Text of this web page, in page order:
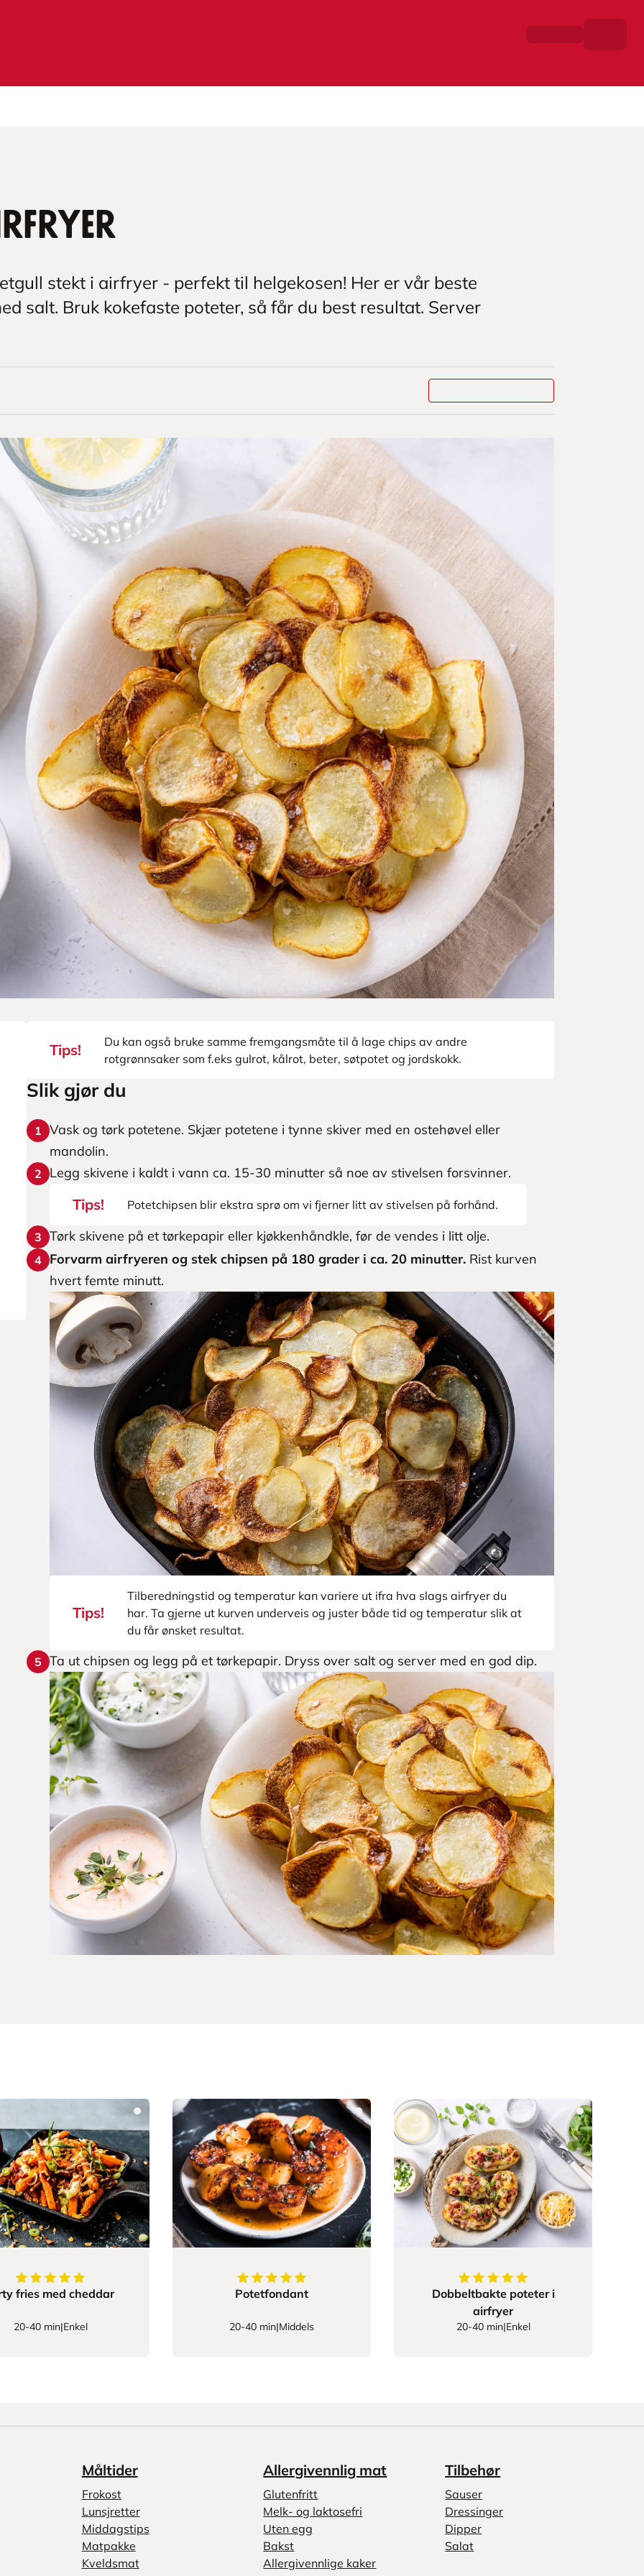
stekt i airfryer - perfekt til helgekosen! Her er vår beste
salt. Bruk kokefaste poteter, så får du best resultat. Server
Tips!
Du kan også bruke samme fremgangsmåte til å lage chips av andre
rotgrønnsaker som f.eks gulrot, kålrot, beter, søtpotet og jordskokk.
Slik gjør du
1 Vask og tørk potetene. Skjær potetene i tynne skiver med en ostehøvel eller
mandolin.
2 Legg skivene i kaldt i vann ca. 15-30 minutter så noe av stivelsen forsvinner.
Tips! Potetchipsen blir ekstra sprø om vi fjerner litt av stivelsen på forhånd.
3 Tørk skivene på et tørkepapir eller kjøkkenhåndkle, før de vendes i litt olje.
4 Forvarm airfryeren og stek chipsen på 180 grader i ca. 20 minutter. Rist kurven
hvert femte minutt.
Tips!
Tilberedningstid og temperatur kan variere ut ifra hva slags airfryer du
har. Ta gjerne ut kurven underveis og juster både tid og temperatur slik at
du får ønsket resultat.
5 Ta ut chipsen og legg på et tørkepapir. Dryss over salt og server med en god dip.
5av5stjerner
fries med cheddar
20-40 min|Enkel
5av5stjerner
Potetfondant
20-40 min|Middels
5av5stjerner
Dobbeltbakte poteter i
airfryer
20-40 min|Enkel
Måltider
Frokost
Lunsjretter
Middagstips
Matpakke
Kveldsmat
Allergivennlig mat
Glutenfritt
Melk- og laktosefri
Uten egg
Bakst
Allergivennlige kaker
Tilbehør
Sauser
Dressinger
Dipper
Salat